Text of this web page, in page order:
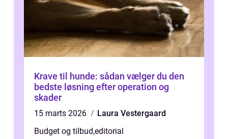
Krave til hunde: sådan vælger du den
bedste løsning efter operation og
skader
15 marts 2026
Laura Vestergaard
Budget og tilbud,editorial